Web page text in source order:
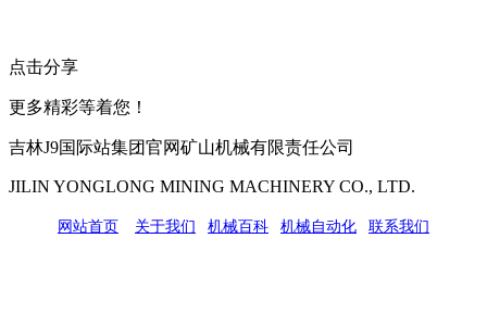
点击分享
更多精彩等着您！
吉林J9国际站集团官网矿山机械有限责任公司
JILIN YONGLONG MINING MACHINERY CO., LTD.
网站首页 关于我们 机械百科 机械自动化 联系我们